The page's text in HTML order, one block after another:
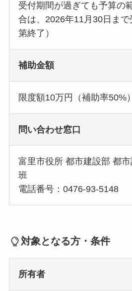
受付期間が過ぎても予算の
合は、2026年11月30日ま
第終了）
補助金額
限度額10万円（補助率50%）
問い合わせ窓口
富里市役所 都市建設部 都
班
電話番号：0476-93-5148
対象となる方・条件
所有者